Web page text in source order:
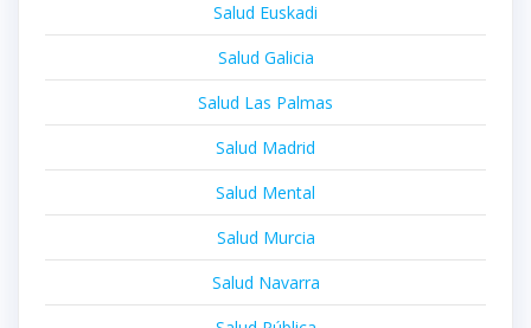
Salud Euskadi
Salud Galicia
Salud Las Palmas
Salud Madrid
Salud Mental
Salud Murcia
Salud Navarra